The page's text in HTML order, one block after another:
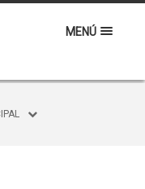
MENÚ